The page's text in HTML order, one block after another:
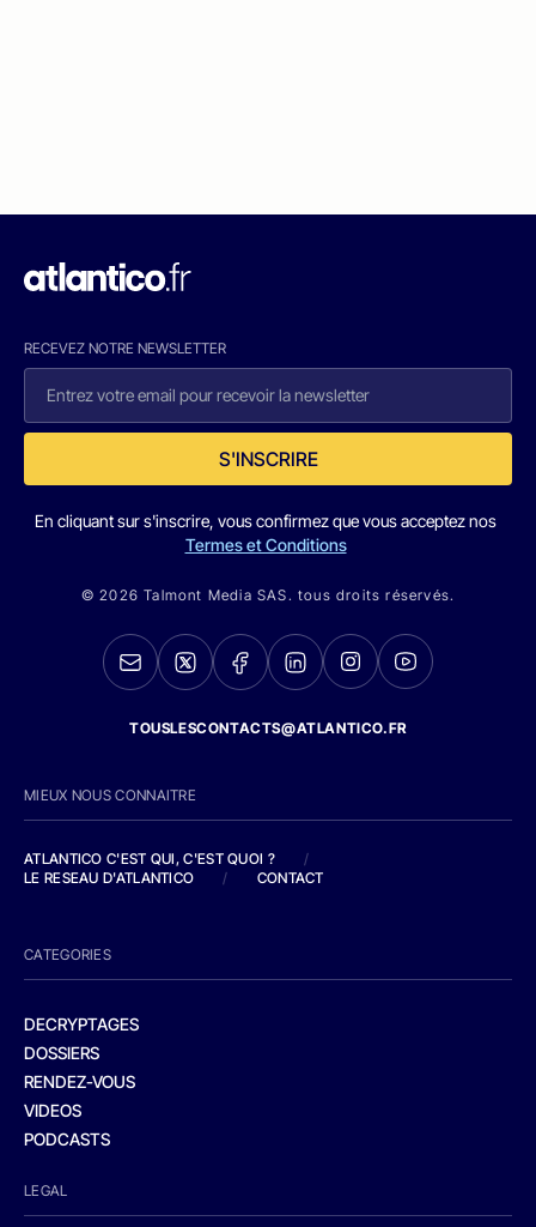
RECEVEZ NOTRE NEWSLETTER
S'INSCRIRE
En cliquant sur s'inscrire, vous confirmez que vous acceptez nos
Termes et Conditions
© 2026 Talmont Media SAS. tous droits réservés.
TOUSLESCONTACTS@ATLANTICO.FR
MIEUX NOUS CONNAITRE
ATLANTICO C'EST QUI, C'EST QUOI ?
/
LE RESEAU D'ATLANTICO
/ CONTACT
CATEGORIES
DECRYPTAGES
DOSSIERS
RENDEZ-VOUS
VIDEOS
PODCASTS
LEGAL